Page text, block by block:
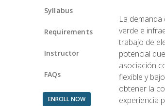
Syllabus
Requirements
Instructor
FAQs
ENROLL NOW
La
verde e
trabajo de
potencial
asociación
flexible y
obtener la
experiencia